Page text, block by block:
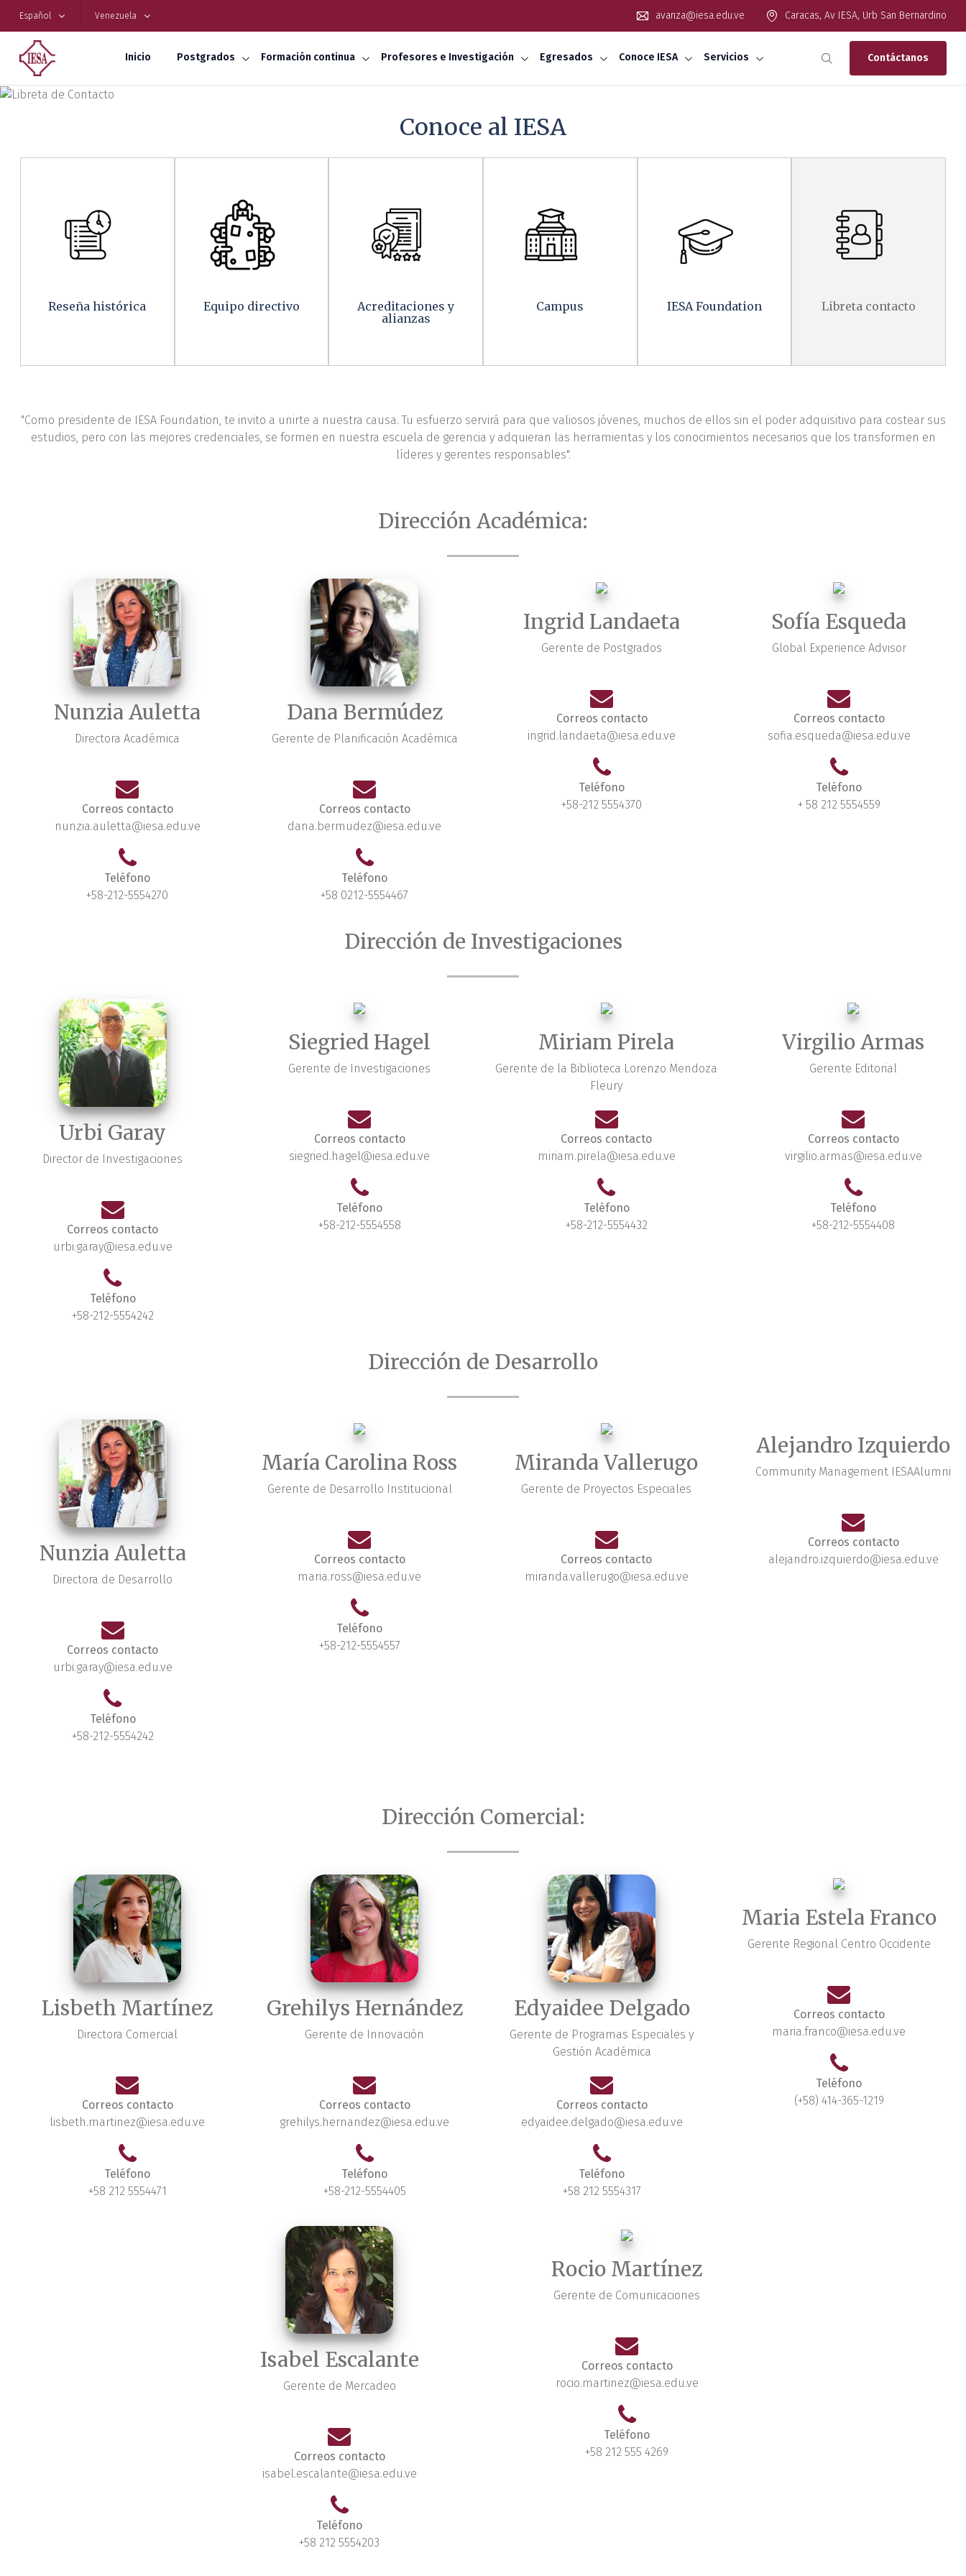
Español Venezuela avanza@iesa.edu.ve Caracas, Av IESA, Urb San Bernardino
Inicio Postgrados Formación continua Profesores e Investigación Egresados Conoce IESA Servicios Contáctanos
Libreta de Contacto
Conoce al IESA
Reseña histórica Equipo directivo
Acreditaciones y
alianzas
Campus IESA Foundation Libreta contacto
"Como presidente de IESA Foundation, te invito a unirte a nuestra causa. Tu esfuerzo servirá para que valiosos jóvenes, muchos de ellos sin el poder adquisitivo para costear sus
estudios, pero con las mejores credenciales, se formen en nuestra escuela de gerencia y adquieran las herramientas y los conocimientos necesarios que los transformen en
líderes y gerentes responsables".
Dirección Académica:
Nunzia Auletta
Directora Académica
Correos contacto
nunzia.auletta@iesa.edu.ve
Teléfono
+58-212-5554270
Dana Bermúdez
Gerente de Planificación Académica
Correos contacto
dana.bermudez@iesa.edu.ve
Teléfono
+58 0212-5554467
Ingrid Landaeta
Gerente de Postgrados
Correos contacto
ingrid.landaeta@iesa.edu.ve
Teléfono
+58-212 5554370
Sofía Esqueda
Global Experience Advisor
Correos contacto
sofia.esqueda@iesa.edu.ve
Teléfono
+ 58 212 5554559
Dirección de Investigaciones
Urbi Garay
Director de Investigaciones
Correos contacto
urbi.garay@iesa.edu.ve
Teléfono
+58-212-5554242
Siegried Hagel
Gerente de Investigaciones
Correos contacto
siegried.hagel@iesa.edu.ve
Teléfono
+58-212-5554558
Miriam Pirela
Gerente de la Biblioteca Lorenzo Mendoza
Fleury
Correos contacto
miriam.pirela@iesa.edu.ve
Teléfono
+58-212-5554432
Virgilio Armas
Gerente Editorial
Correos contacto
virgilio.armas@iesa.edu.ve
Teléfono
+58-212-5554408
Dirección de Desarrollo
Nunzia Auletta
Directora de Desarrollo
Correos contacto
urbi.garay@iesa.edu.ve
Teléfono
+58-212-5554242
María Carolina Ross
Gerente de Desarrollo Institucional
Correos contacto
maria.ross@iesa.edu.ve
Teléfono
+58-212-5554557
Miranda Vallerugo
Gerente de Proyectos Especiales
Correos contacto
miranda.vallerugo@iesa.edu.ve
Alejandro Izquierdo
Community Management IESAAlumni
Correos contacto
alejandro.izquierdo@iesa.edu.ve
Dirección Comercial:
Lisbeth Martínez
Directora Comercial
Correos contacto
lisbeth.martinez@iesa.edu.ve
Teléfono
+58 212 5554471
Grehilys Hernández
Gerente de Innovación
Correos contacto
grehilys.hernandez@iesa.edu.ve
Teléfono
+58-212-5554405
Edyaidee Delgado
Gerente de Programas Especiales y
Gestión Académica
Correos contacto
edyaidee.delgado@iesa.edu.ve
Teléfono
+58 212 5554317
Maria Estela Franco
Gerente Regional Centro Occidente
Correos contacto
maria.franco@iesa.edu.ve
Teléfono
(+58) 414-365-1219
Isabel Escalante
Gerente de Mercadeo
Correos contacto
isabel.escalante@iesa.edu.ve
Teléfono
+58 212 5554203
Rocio Martínez
Gerente de Comunicaciones
Correos contacto
rocio.martinez@iesa.edu.ve
Teléfono
+58 212 555 4269